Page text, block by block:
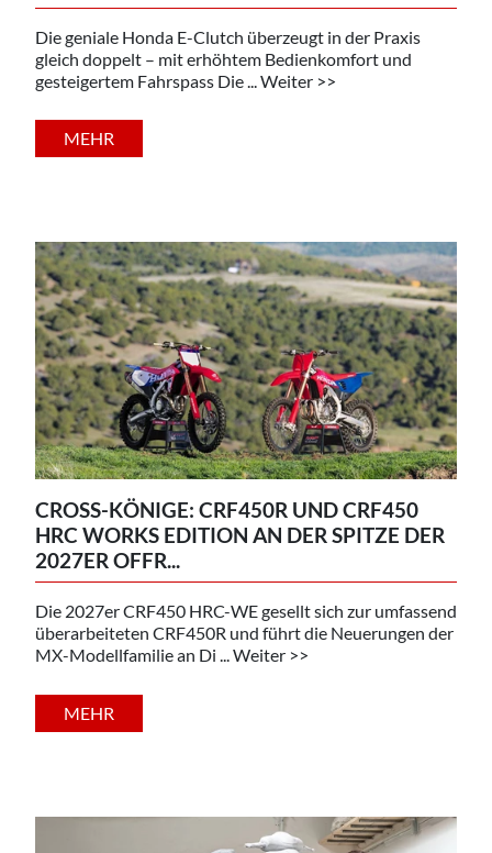
Die geniale Honda E-Clutch überzeugt in der Praxis
gleich doppelt – mit erhöhtem Bedienkomfort und
gesteigertem Fahrspass Die ... Weiter >>
MEHR
CROSS-KÖNIGE: CRF450R UND CRF450
HRC WORKS EDITION AN DER SPITZE DER
2027ER OFFR...
Die 2027er CRF450 HRC-WE gesellt sich zur umfassend
überarbeiteten CRF450R und führt die Neuerungen der
MX-Modellfamilie an Di ... Weiter >>
MEHR